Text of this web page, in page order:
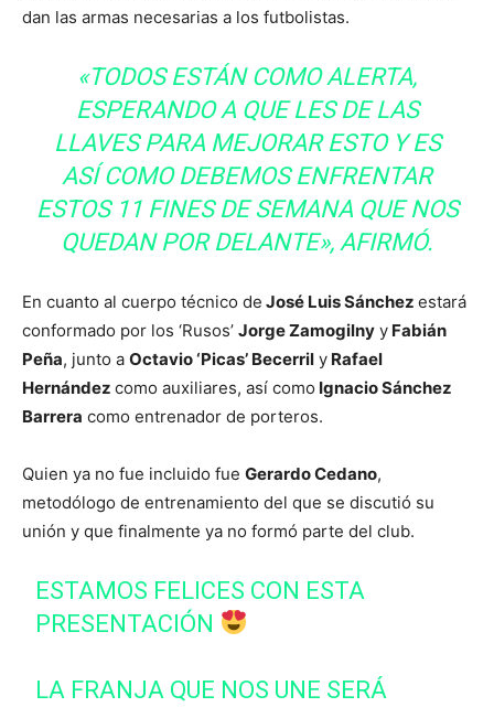
dan las armas necesarias a los futbolistas.
«TODOS ESTÁN COMO ALERTA,
ESPERANDO A QUE LES DE LAS
LLAVES PARA MEJORAR ESTO Y ES
ASÍ COMO DEBEMOS ENFRENTAR
ESTOS 11 FINES DE SEMANA QUE NOS
QUEDAN POR DELANTE», AFIRMÓ.
En cuanto al cuerpo técnico de José Luis Sánchez estará
conformado por los ‘Rusos’ Jorge Zamogilny y Fabián
Peña, junto a Octavio ‘Picas’ Becerril y Rafael
Hernández como auxiliares, así como Ignacio Sánchez
Barrera como entrenador de porteros.
Quien ya no fue incluido fue Gerardo Cedano,
metodólogo de entrenamiento del que se discutió su
unión y que finalmente ya no formó parte del club.
ESTAMOS FELICES CON ESTA
PRESENTACIÓN
LA FRANJA QUE NOS UNE SERÁ